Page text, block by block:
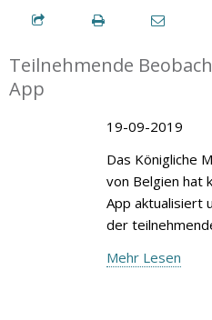
Teilnehmende
App
19-09-2019
Das Königliche
von Belgien hat
App aktualisiert
der
Mehr Lesen